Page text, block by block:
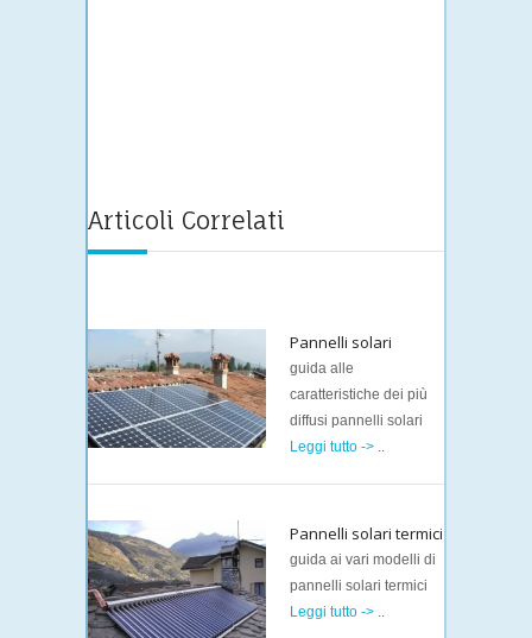
Articoli Correlati
Pannelli solari
guida alle
caratteristiche dei più
diffusi pannelli solari
Leggi tutto -> ..
Pannelli solari termici
guida ai vari modelli di
pannelli solari termici
Leggi tutto -> ..